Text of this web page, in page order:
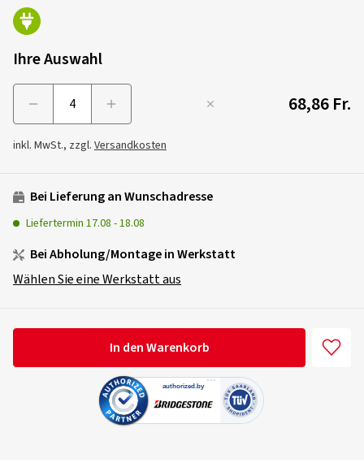
Ihre Auswahl
68,86 Fr.
inkl. MwSt., zzgl. Versandkosten
Bei Lieferung an Wunschadresse
Liefertermin 17.08 -18.08
Bei Abholung/Montage in Werkstatt
Wählen Sie eine Werkstatt aus
In den Warenkorb